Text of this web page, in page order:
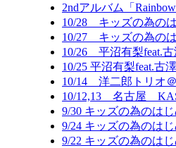
2ndアルバム「Rainbow
10/28 キッズの為の
10/27 キッズの為の
10/26 平沼有梨feat.
10/25 平沼有梨feat.古
10/14 洋二郎トリオ
10/12,13 名古屋
9/30 キッズの為のは
9/24 キッズの為のは
9/22 キッズの為のは